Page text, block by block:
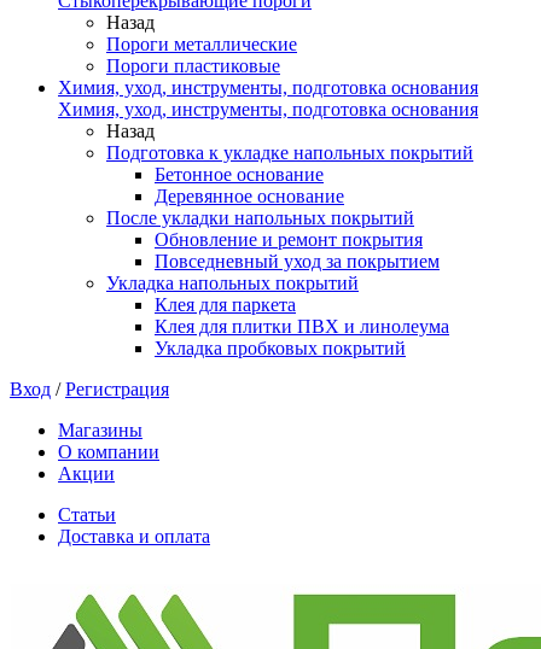
Назад
Пороги металлические
Пороги пластиковые
Химия, уход, инструменты, подготовка основания
Химия, уход, инструменты, подготовка основания
Назад
Подготовка к укладке напольных покрытий
Бетонное основание
Деревянное основание
После укладки напольных покрытий
Обновление и ремонт покрытия
Повседневный уход за покрытием
Укладка напольных покрытий
Клея для паркета
Клея для плитки ПВХ и линолеума
Укладка пробковых покрытий
Вход /Регистрация
Магазины
О компании
Акции
Статьи
Доставка и оплата